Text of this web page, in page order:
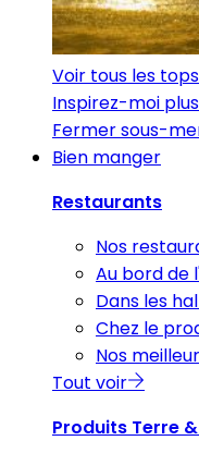
Voir tous les tops
Inspirez-moi
Fermer sous-
Bien manger
Restaurants
Nos
Au bord de
Dans les
Chez le
Nos
Tout voir
Produits Terre